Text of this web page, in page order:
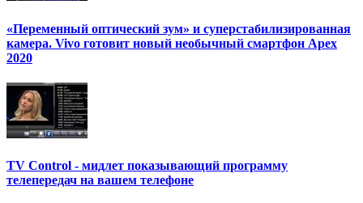
«Переменный оптический зум» и суперстабилизированная
камера. Vivo готовит новый необычный смартфон Apex
2020
TV Control - мидлет показывающий программу
телепередач на вашем телефоне